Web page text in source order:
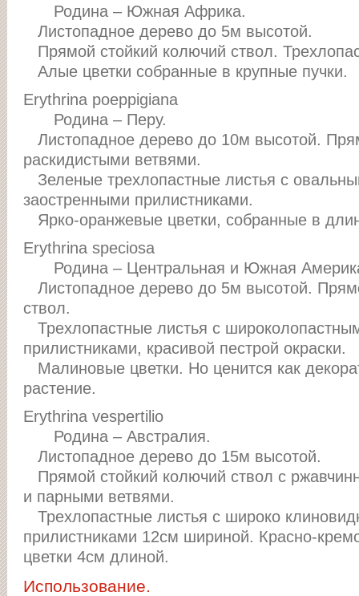
Родина – Южная Африка.
Листопадное дерево до 5м высотой.
Прямой стойкий колючий ствол.
Алые цветки собранные в крупные пучки.
Erythrina poeppigiana
Родина – Перу.
Листопадное дерево до 10м высотой.
раскидистыми ветвями.
Зеленые трехлопастные листья с
заостренными прилистниками.
Ярко-оранжевые цветки, собранные в
Erythrina speciosa
Родина – Центральная и Южная
Листопадное дерево до 5м высотой.
ствол.
Трехлопастные листья с
прилистниками, красивой пестрой окраски.
Малиновые цветки. Но ценится как
растение.
Erythrina vespertilio
Родина – Австралия.
Листопадное дерево до 15м высотой.
Прямой стойкий колючий ствол с
и парными ветвями.
Трехлопастные листья с широко
прилистниками 12см шириной. Красно-
цветки 4см длиной.
Использование.